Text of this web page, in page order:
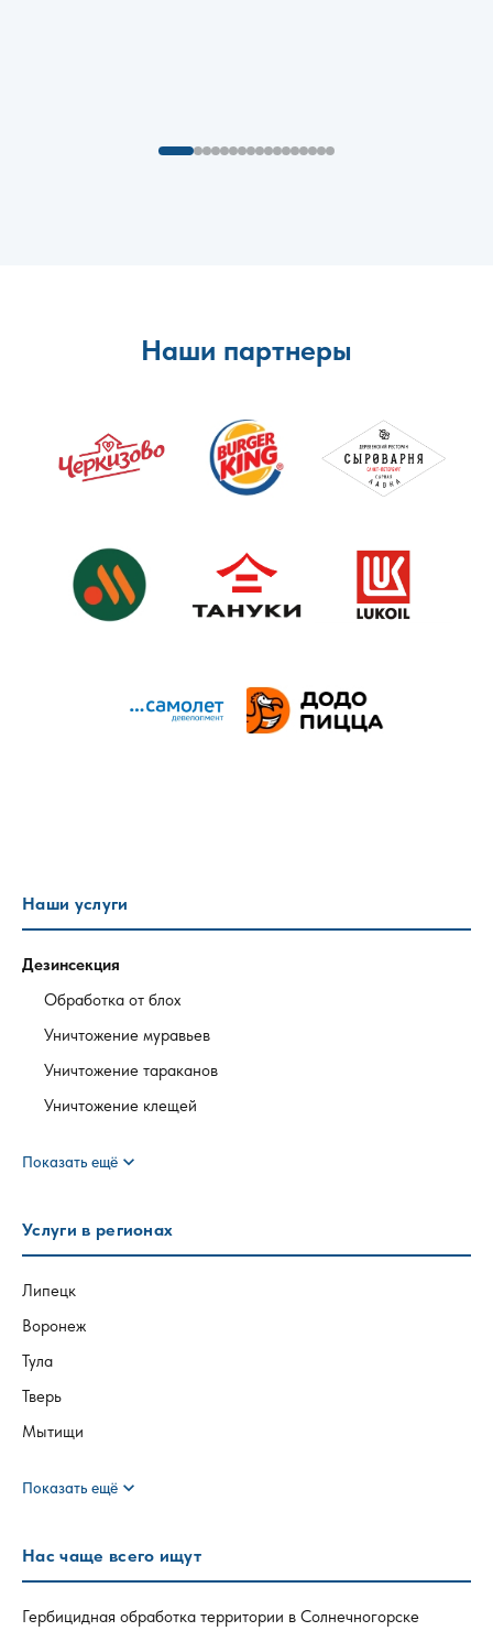
Наши партнеры
Наши услуги
Дезинсекция
Обработка от блох
Уничтожение муравьев
Уничтожение тараканов
Уничтожение клещей
Показать ещё expand_more
Услуги в регионах
Липецк
Воронеж
Тула
Тверь
Мытищи
Показать ещё expand_more
Нас чаще всего ищут
Гербицидная обработка территории в Солнечногорске